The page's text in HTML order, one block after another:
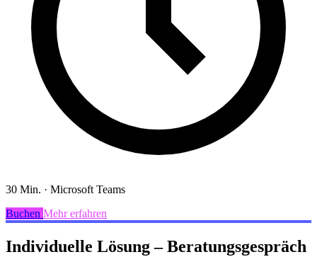
30 Min. · Microsoft Teams
Buchen Mehr erfahren
Individuelle Lösung – Beratungsgespräch